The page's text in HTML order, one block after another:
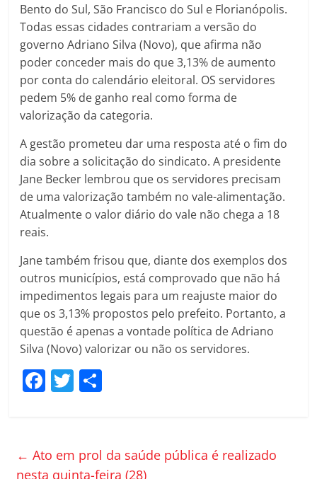
Bento do Sul, São Francisco do Sul e Florianópolis.
Todas essas cidades contrariam a versão do
governo Adriano Silva (Novo), que afirma não
poder conceder mais do que 3,13% de aumento
por conta do calendário eleitoral. OS servidores
pedem 5% de ganho real como forma de
valorização da categoria.
A gestão prometeu dar uma resposta até o fim do
dia sobre a solicitação do sindicato. A presidente
Jane Becker lembrou que os servidores precisam
de uma valorização também no vale-alimentação.
Atualmente o valor diário do vale não chega a 18
reais.
Jane também frisou que, diante dos exemplos dos
outros municípios, está comprovado que não há
impedimentos legais para um reajuste maior do
que os 3,13% propostos pelo prefeito. Portanto, a
questão é apenas a vontade política de Adriano
Silva (Novo) valorizar ou não os servidores.
F
e
b
T
er p
ar
← Ato em prol da saúde pública é realizado
nesta quinta-feira (28)